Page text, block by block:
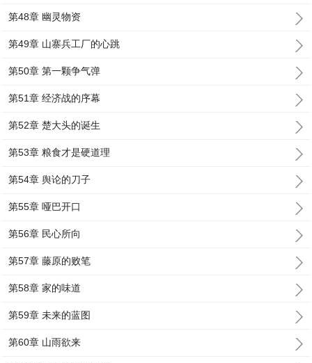
第48章 幽灵物资
第49章 山寨兵工厂的心跳
第50章 第一颗争气弹
第51章 经济战的序幕
第52章 楚大头的诞生
第53章 粮食才是硬道理
第54章 舆论的刀子
第55章 哑巴开口
第56章 民心所向
第57章 藤原的败笔
第58章 家的味道
第59章 未来的蓝图
第60章 山雨欲来